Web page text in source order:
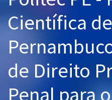
Graduação
Mentorias
Científica de
de Direito
Penal para